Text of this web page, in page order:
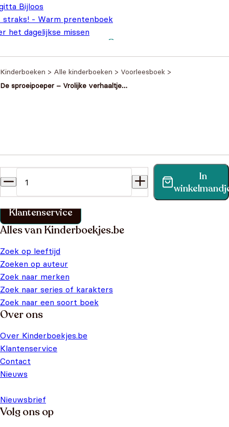
Bijloos
straks! - Warm prentenboek
het dagelijkse missen
Kinderboeken > Alle kinderboeken > Voorleesboek >
De sproeipoeper – Vrolijke verhaaltjes
In
Vind binnen no-time antwoord op je vraag op onze
klantenservice pagina.
Klantenservice
Alles van Kinderboekjes.be
Zoek op leeftijd
Zoeken op auteur
Zoek naar merken
Zoek naar series of karakters
Zoek naar een soort boek
Over ons
Over Kinderboekjes.be
Klantenservice
Contact
Nieuws
Nieuwsbrief
Volg ons op